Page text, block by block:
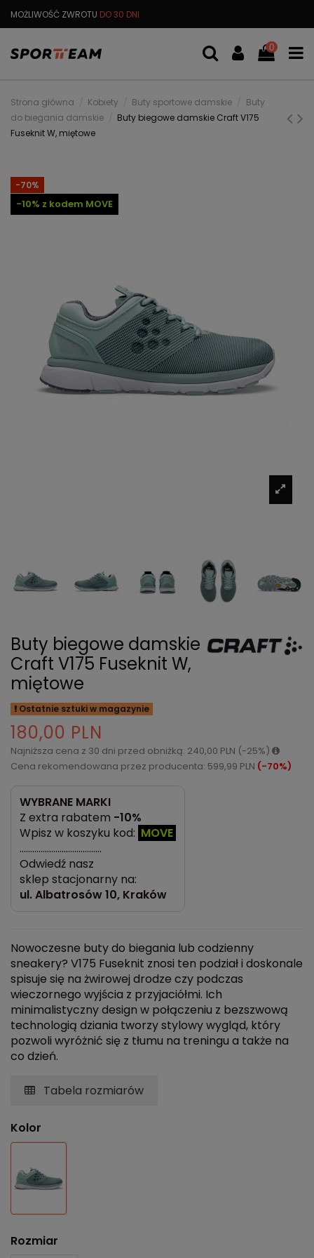
MOŻLIWOŚĆ ZWROTU DO 30 DNI
0
Strona główna Kobiety Buty sportowe damskie
Buty
do biegania damskie
Buty biegowe damskie Craft V175
Fuseknit W, miętowe
-70%
-10% z kodem MOVE
Buty biegowe damskie
Craft V175 Fuseknit W,
miętowe
Ostatnie sztuki w magazynie
180,00 PLN
Najniższa cena z 30 dni przed obniżką: 240,00 PLN (-25%)
Cena rekomendowana przez producenta: 599,99 PLN (-70%)
WYBRANE MARKI
Z extra rabatem -10%
Wpisz w koszyku kod: MOVE
…………………………………
Odwiedź nasz
sklep stacjonarny na:
ul.Albatrosów 10, Kraków
Nowoczesne buty do biegania lub codzienny
sneakery? V175 Fuseknit znosi ten podział i doskonale
spisuje się na żwirowej drodze czy podczas
wieczornego wyjścia z przyjaciółmi. Ich
minimalistyczny design w połączeniu z bezszwową
technologią dziania tworzy stylowy wygląd, który
pozwoli wyróżnić się z tłumu na treningu a także na
co dzień.
Tabela rozmiarów
Kolor
Rozmiar